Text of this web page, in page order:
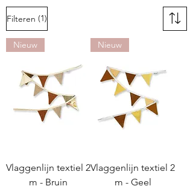
Filteren (1)
Nieuw
Vlaggenlijn textiel 2
m - Bruin
Nieuw
Vlaggenlijn textiel 2
m - Geel